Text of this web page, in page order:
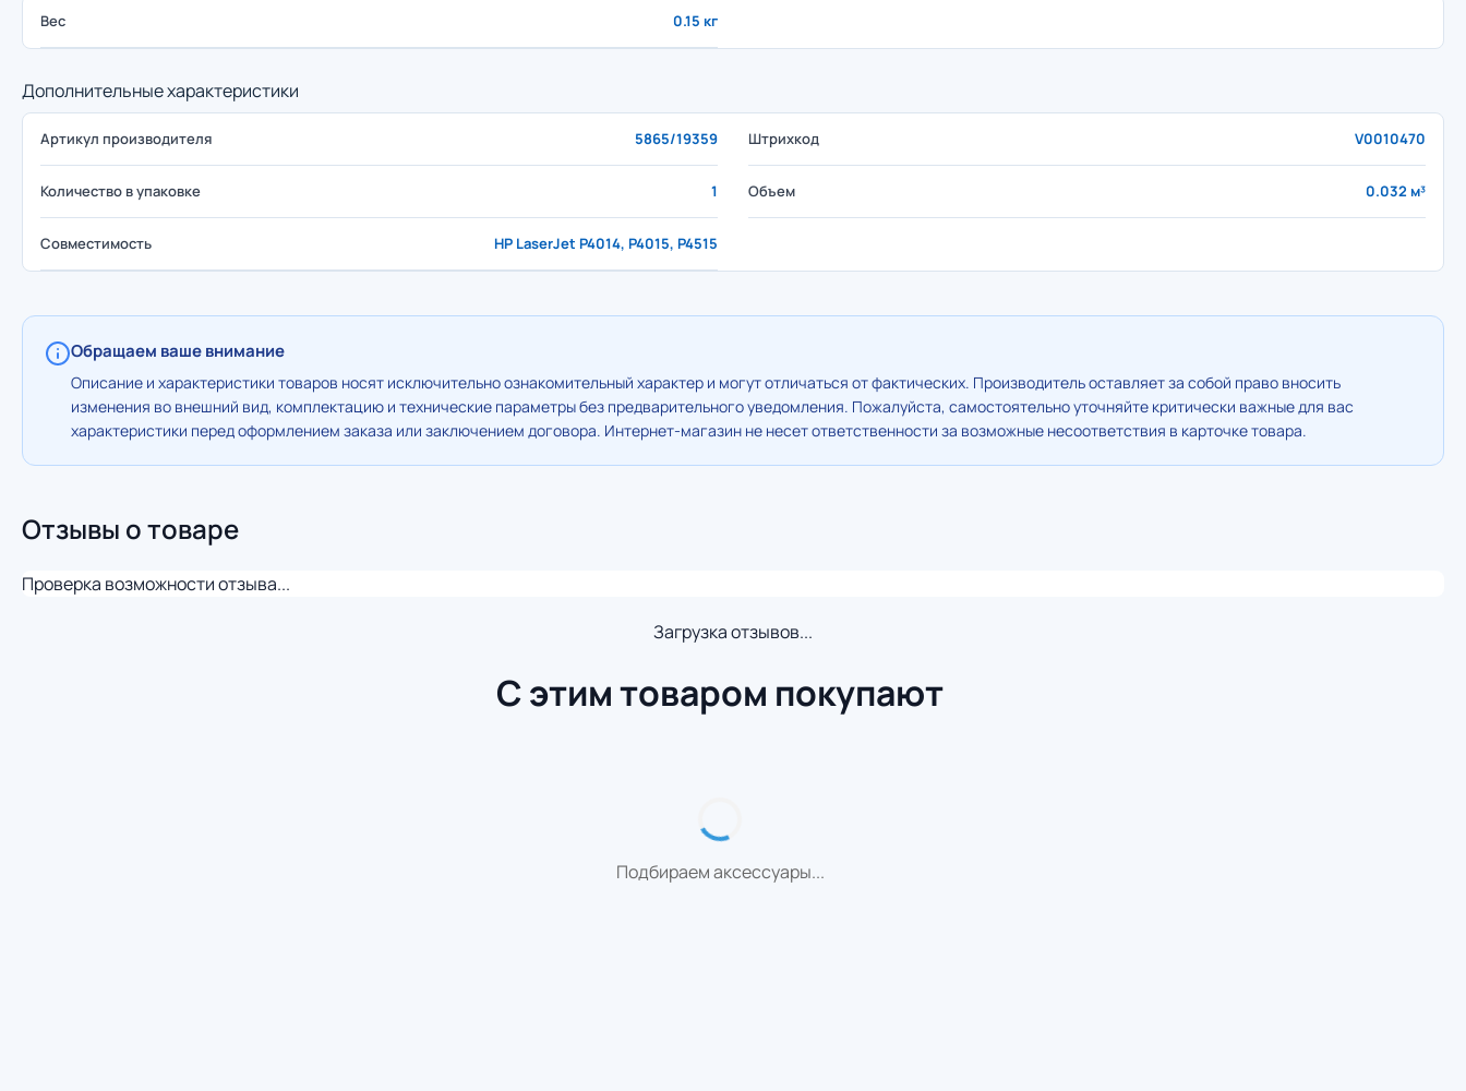
Вес 0.15 кг
Дополнительные характеристики
Артикул производителя 5865/19359 Штрихкод V0010470
Количество в упаковке 1 Объем 0.032 м³
Совместимость HP LaserJet P4014, P4015, P4515
Обращаем ваше внимание
Описание и характеристики товаров носят исключительно ознакомительный характер и могут отличаться от фактических. Производитель оставляет за собой право вносить
изменения во внешний вид, комплектацию и технические параметры без предварительного уведомления. Пожалуйста, самостоятельно уточняйте критически важные для вас
характеристики перед оформлением заказа или заключением договора. Интернет-магазин не несет ответственности за возможные несоответствия в карточке товара.
Отзывы о товаре
Проверка возможности отзыва...
Загрузка отзывов...
С этим товаром покупают
Подбираем аксессуары...